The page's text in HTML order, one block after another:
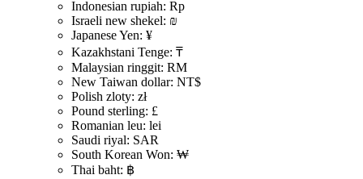
Indonesian rupiah: Rp
Israeli new shekel: ₪
Japanese Yen: ¥
Kazakhstani Tenge: ₸
Malaysian ringgit: RM
New Taiwan dollar: NT$
Polish zloty: zł
Pound sterling: £
Romanian leu: lei
Saudi riyal: SAR
South Korean Won: ₩
Thai baht: ฿